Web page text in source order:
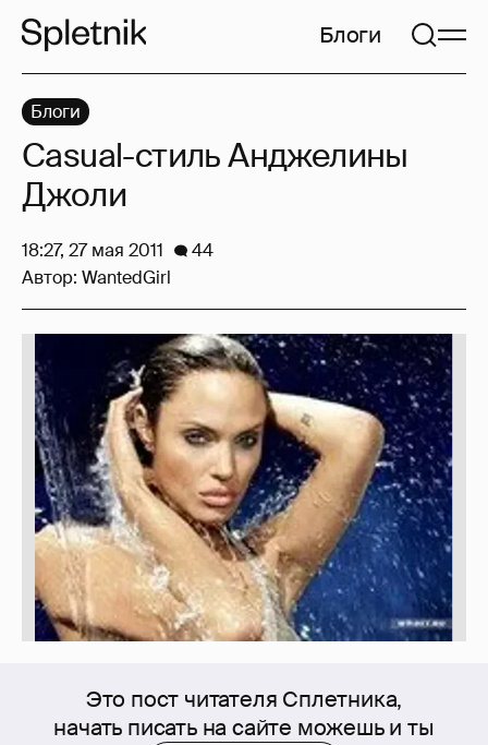
Блоги
Это пост читателя Сплетника,
начать писать на сайте можешь и ты
Блоги
Casual-стиль Анджелины
Джоли
18:27, 27 мая 2011
44
Автор: WantedGirl